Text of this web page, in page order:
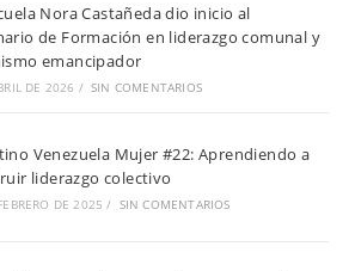
Nora Castañeda dio inicio al
de Formación en liderazgo comunal y
emancipador
DE 2026 / SIN COMENTARIOS
Venezuela Mujer #22: Aprendiendo a
liderazgo colectivo
DE 2025 / SIN COMENTARIOS